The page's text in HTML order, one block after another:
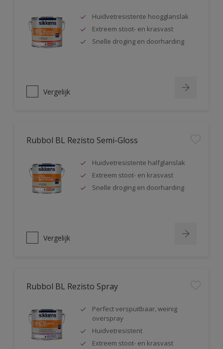
Huidvetresistente hoogglanslak
Extreem stoot- en krasvast
Snelle droging en doorharding
Vergelijk
Rubbol BL Rezisto Semi-Gloss
Huidvetresistente halfglanslak
Extreem stoot- en krasvast
Snelle droging en doorharding
Vergelijk
Rubbol BL Rezisto Spray
Perfect verspuitbaar, weinig
overspray
Huidvetresistent
Extreem stoot- en krasvast